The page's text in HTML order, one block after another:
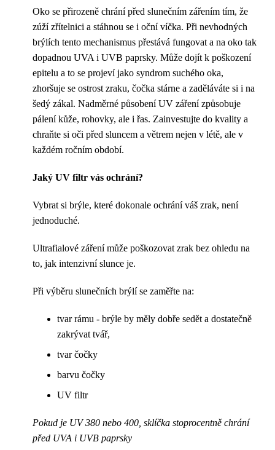
Oko se přirozeně chrání před slunečním zářením tím, že
zúží zřítelnici a stáhnou se i oční víčka. Při nevhodných
brýlích tento mechanismus přestává fungovat a na oko tak
dopadnou UVA i UVB paprsky. Může dojít k poškození
epitelu a to se projeví jako syndrom suchého oka,
zhoršuje se ostrost zraku, čočka stárne a zaděláváte si i na
šedý zákal. Nadměrné působení UV záření způsobuje
pálení kůže, rohovky, ale i řas. Zainvestujte do kvality a
chraňte si oči před sluncem a větrem nejen v létě, ale v
každém ročním období.
Jaký UV filtr vás ochrání?
Vybrat si brýle, které dokonale ochrání váš zrak, není
jednoduché.
Ultrafialové záření může poškozovat zrak bez ohledu na
to, jak intenzivní slunce je.
Při výběru slunečních brýlí se zaměřte na:
tvar rámu - brýle by měly dobře sedět a dostatečně
zakrývat tvář,
tvar čočky
barvu čočky
UV filtr
Pokud je UV 380 nebo 400, sklíčka stoprocentně chrání
před UVA i UVB paprsky